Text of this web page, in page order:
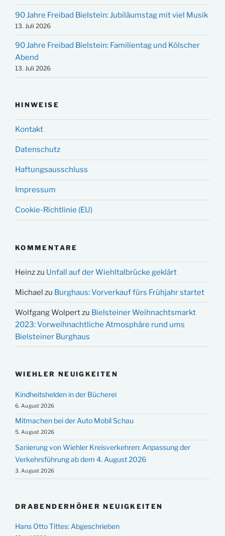
90 Jahre Freibad Bielstein: Jubiläumstag mit viel Musik
13. Juli 2026
90 Jahre Freibad Bielstein: Familientag und Kölscher
Abend
13. Juli 2026
HINWEISE
Kontakt
Datenschutz
Haftungsausschluss
Impressum
Cookie-Richtlinie (EU)
KOMMENTARE
Heinzzu Unfall auf der Wiehltalbrücke geklärt
Michael zu Burghaus: Vorverkauf fürs Frühjahr startet
Wolfgang Wolpertzu Bielsteiner Weihnachtsmarkt
2023: Vorweihnachtliche Atmosphäre rund ums
Bielsteiner Burghaus
WIEHLER NEUIGKEITEN
Kindheitshelden in der Bücherei
6. August 2026
Mitmachen bei der Auto Mobil Schau
5. August 2026
Sanierung von Wiehler Kreisverkehren: Anpassung der
Verkehrsführung ab dem 4. August 2026
3. August 2026
DRABENDERHÖHER NEUIGKEITEN
Hans Otto Tittes: Abgeschrieben